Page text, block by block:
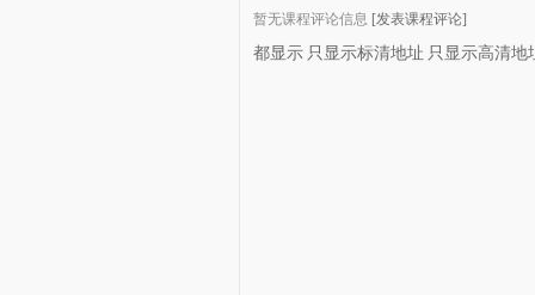
暂无课程评论信息 [发表课程评论]
都显示 只显示标清地址 只显示高清地